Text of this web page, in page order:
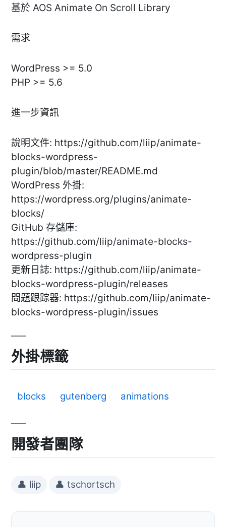
基於 AOS Animate On Scroll Library
需求
WordPress >= 5.0
PHP >= 5.6
進一步資訊
說明文件: https://github.com/liip/animate-
blocks-wordpress-
plugin/blob/master/README.md
WordPress 外掛:
https://wordpress.org/plugins/animate-
blocks/
GitHub 存儲庫:
https://github.com/liip/animate-blocks-
wordpress-plugin
更新日誌: https://github.com/liip/animate-
blocks-wordpress-plugin/releases
問題跟踪器: https://github.com/liip/animate-
blocks-wordpress-plugin/issues
外掛標籤
blocks gutenberg animations
開發者團隊
👤 liip 👤 tschortsch